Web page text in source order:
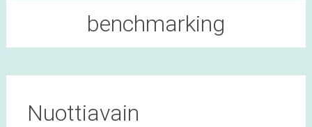
benchmarking
Nuottiavain